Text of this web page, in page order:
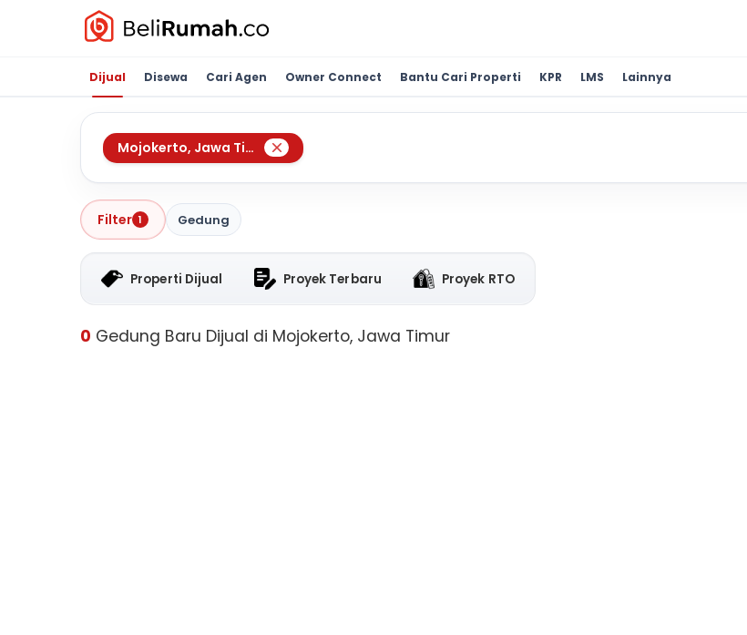
Dijual Disewa Cari Agen Owner Connect Bantu Cari Properti KPR LMS Lainnya
Mojokerto, Jawa Timur
Filter 1 Gedung
Properti Dijual Proyek Terbaru Proyek RTO
0 Gedung Baru Dijual di Mojokerto, Jawa Timur